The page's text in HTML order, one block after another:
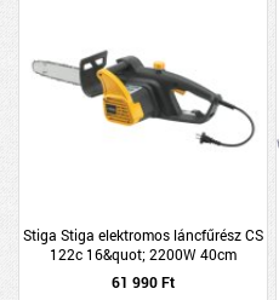
Stiga Stiga elektromos láncfűrész CS
122c 16&quot; 2200W 40cm
61 990 Ft